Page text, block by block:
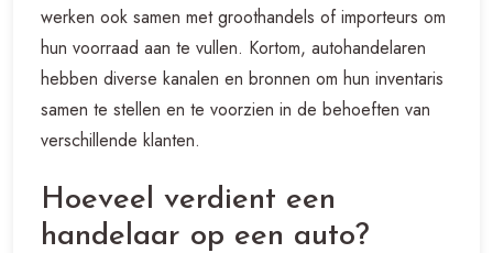
werken ook samen met groothandels of importeurs om
hun voorraad aan te vullen. Kortom, autohandelaren
hebben diverse kanalen en bronnen om hun inventaris
samen te stellen en te voorzien in de behoeften van
verschillende klanten.
Hoeveel verdient een
handelaar op een auto?